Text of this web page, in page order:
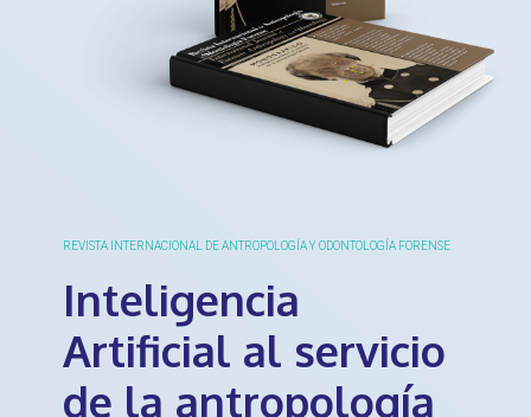
REVISTA INTERNACIONAL DE ANTROPOLOGÍA Y ODONTOLOGÍA FORENSE
Inteligencia
Artificial al servicio
de la antropología